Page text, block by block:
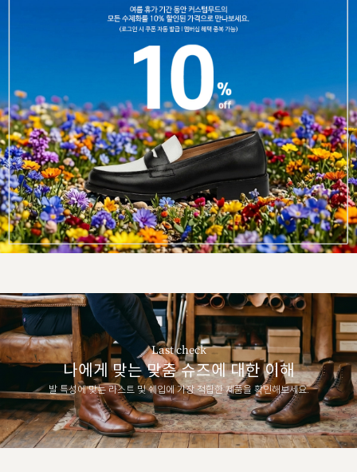
Last check
나에게 맞는 맞춤 슈즈에 대한 이해
발 특성에 맞는 라스트 및 쉐입에 가장 적합한 제품을 확인해보세요.